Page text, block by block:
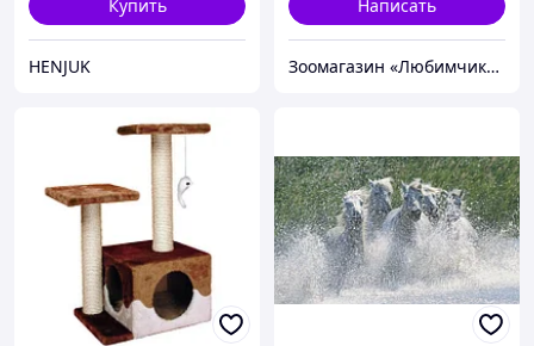
Купить
HENJUK
Написать
Зоомагазин «Любимчик» г. Тирасполь